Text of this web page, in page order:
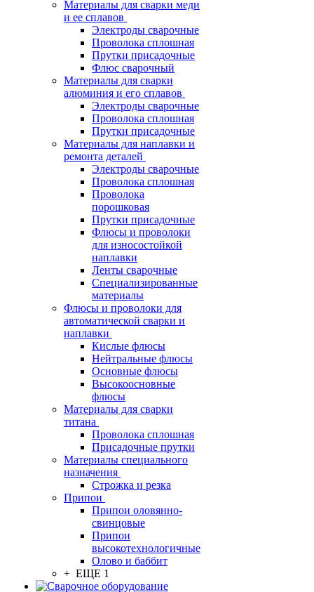
Материалы для сварки меди
и ее сплавов
Электроды сварочные
Проволока сплошная
Прутки присадочные
Флюс сварочный
Материалы для сварки
алюминия и его сплавов
Электроды сварочные
Проволока сплошная
Прутки присадочные
Материалы для наплавки и
ремонта деталей
Электроды сварочные
Проволока сплошная
Проволока
порошковая
Прутки присадочные
Флюсы и проволоки
для износостойкой
наплавки
Ленты сварочные
Специализированные
материалы
Флюсы и проволоки для
автоматической сварки и
наплавки
Кислые флюсы
Нейтральные флюсы
Основные флюсы
Высокоосновные
флюсы
Материалы для сварки
титана
Проволока сплошная
Присадочные прутки
Материалы специального
назначения
Строжка и резка
Припои
Припои оловянно-
свинцовые
Припои
высокотехнологичные
Олово и баббит
+ ЕЩЕ 1